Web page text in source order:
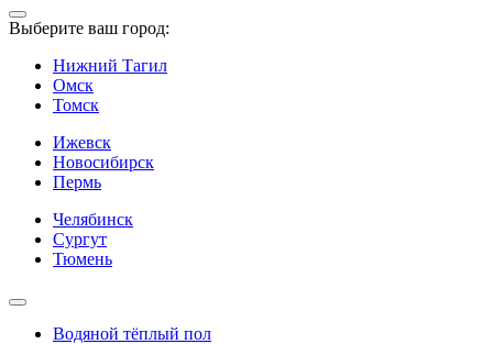
Выберите ваш город:
Нижний Тагил
Омск
Томск
Ижевск
Новосибирск
Пермь
Челябинск
Сургут
Тюмень
Водяной тёплый пол